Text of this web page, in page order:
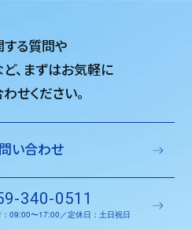
る質問や
、 まずはお気軽に
せください。
い合わせ
340-0511
：09:00〜17:00／定休日：土日祝日